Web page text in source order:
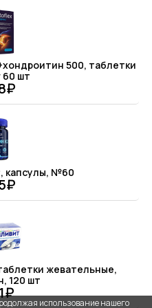
60 шт
капсулы, №60
жевательные,
120 шт
использование нашего